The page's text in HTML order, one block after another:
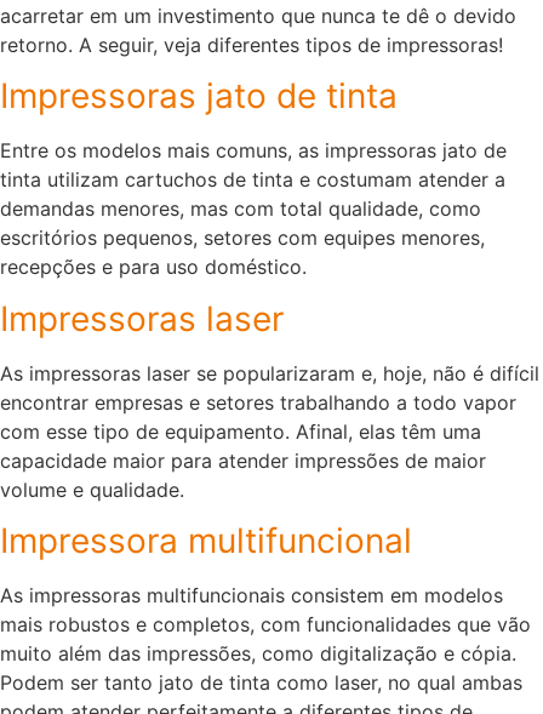
acarretar em um investimento que nunca te dê o devido
retorno. A seguir, veja diferentes tipos de impressoras!
Impressoras jato de tinta
Entre os modelos mais comuns, as impressoras jato de
tinta utilizam cartuchos de tinta e costumam atender a
demandas menores, mas com total qualidade, como
escritórios pequenos, setores com equipes menores,
recepções e para uso doméstico.
Impressoras laser
As impressoras laser se popularizaram e, hoje, não é difícil
encontrar empresas e setores trabalhando a todo vapor
com esse tipo de equipamento. Afinal, elas têm uma
capacidade maior para atender impressões de maior
volume e qualidade.
Impressora multifuncional
As impressoras multifuncionais consistem em modelos
mais robustos e completos, com funcionalidades que vão
muito além das impressões, como digitalização e cópia.
Podem ser tanto jato de tinta como laser, no qual ambas